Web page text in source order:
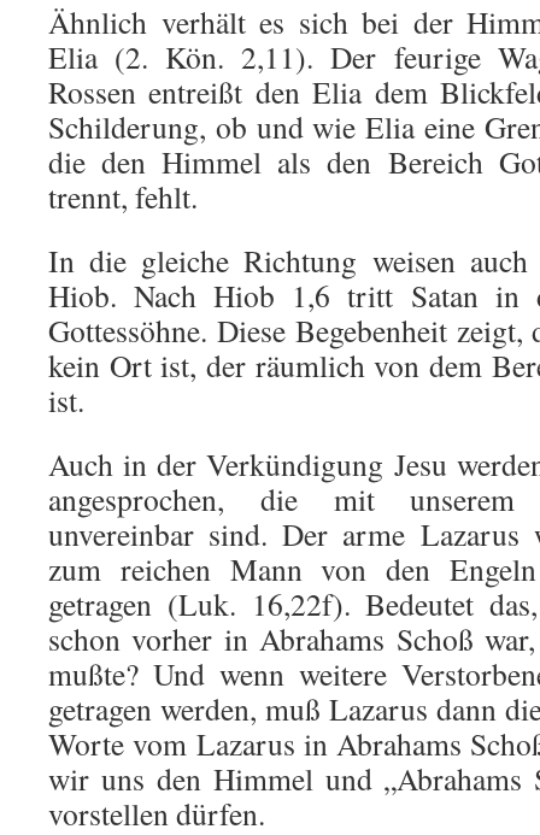
Ähnlich verhält es sich bei der
Elia (2. Kön. 2,11). Der feurige
Rossen entreißt den Elia dem
Schilderung, ob und wie Elia eine
die den Himmel als den Bereich
trennt, fehlt.
In die gleiche Richtung weisen auch
Hiob. Nach Hiob 1,6 tritt Satan in
Gottessöhne. Diese Begebenheit
kein Ort ist, der räumlich von dem
ist.
Auch in der Verkündigung Jesu
angesprochen, die mit unserem
unvereinbar sind. Der arme Lazarus
zum reichen Mann von den
getragen (Luk. 16,22f). Bedeutet
schon vorher in Abrahams Schoß
mußte? Und wenn weitere
getragen werden, muß Lazarus dann
Worte vom Lazarus in Abrahams
wir uns den Himmel und „Abrahams
vorstellen dürfen.